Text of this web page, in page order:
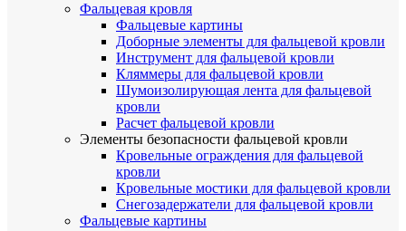
Фальцевая кровля
Фальцевые картины
Доборные элементы для фальцевой кровли
Инструмент для фальцевой кровли
Кляммеры для фальцевой кровли
Шумоизолирующая лента для фальцевой
кровли
Расчет фальцевой кровли
Элементы безопасности фальцевой кровли
Кровельные ограждения для фальцевой
кровли
Кровельные мостики для фальцевой кровли
Снегозадержатели для фальцевой кровли
Фальцевые картины